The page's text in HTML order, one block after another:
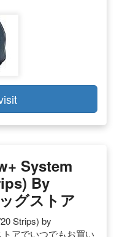
System
By
グストア
Strips) by
アでいつでもお買い